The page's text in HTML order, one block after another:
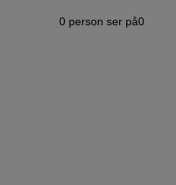
0 person ser på0